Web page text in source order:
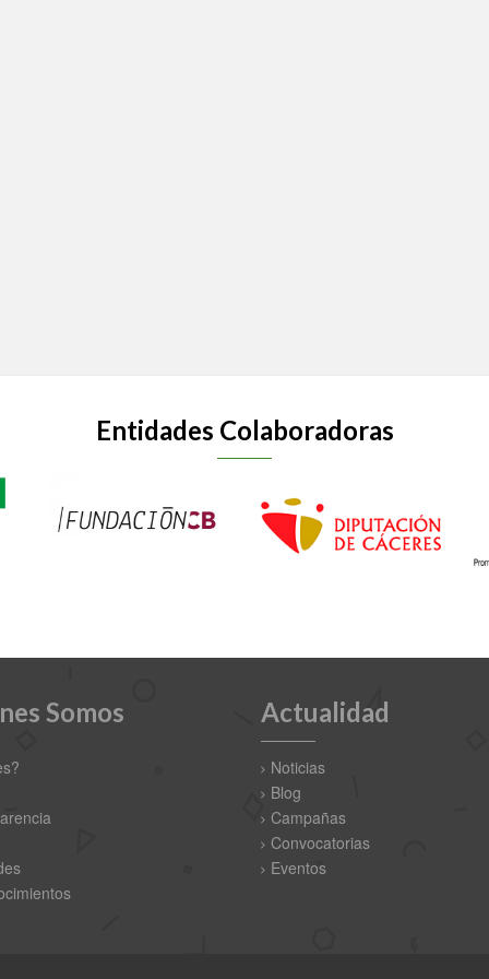
Entidades Colaboradoras
Somos Actualidad
Noticias
Blog
Campañas
Convocatorias
Eventos